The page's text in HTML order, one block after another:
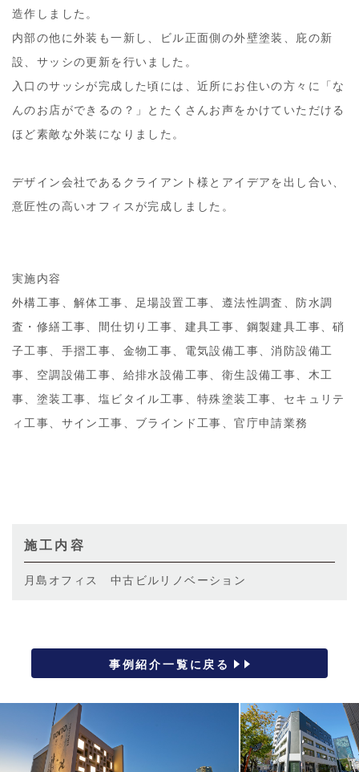
造作しました。
内部の他に外装も一新し、ビル正面側の外壁塗装、庇の新
設、サッシの更新を行いました。
入口のサッシが完成した頃には、近所にお住いの方々に「な
んのお店ができるの？」とたくさんお声をかけていただける
ほど素敵な外装になりました。
デザイン会社であるクライアント様とアイデアを出し合い、
意匠性の高いオフィスが完成しました。
実施内容
外構工事、解体工事、足場設置工事、遵法性調査、防水調
査・修繕工事、間仕切り工事、建具工事、鋼製建具工事、硝
子工事、手摺工事、金物工事、電気設備工事、消防設備工
事、空調設備工事、給排水設備工事、衛生設備工事、木工
事、塗装工事、塩ビタイル工事、特殊塗装工事、セキュリテ
ィ工事、サイン工事、ブラインド工事、官庁申請業務
施工内容
月島オフィス 中古ビルリノベーション
事例紹介一覧に戻る